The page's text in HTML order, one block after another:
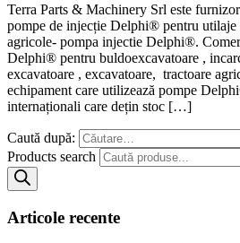
Terra Parts & Machinery Srl este
pompe de injecție Delphi® pentru utilaje
agricole- pompa injectie Delphi®.
Delphi® pentru buldoexcavatoare ,
excavatoare , excavatoare, tractoare
echipament care utilizează pompe
internaționali care dețin stoc […]
Caută după:
Products search
Articole recente